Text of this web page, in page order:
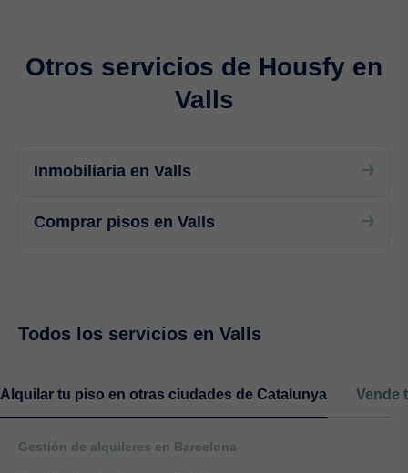
Otros servicios de Housfy en
Valls
Inmobiliaria en Valls
Comprar pisos en Valls
Todos los servicios en Valls
Alquilar tu piso en otras ciudades de Catalunya Vende
Gestión de alquileres en Barcelona